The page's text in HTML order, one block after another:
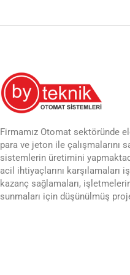
Firmamız Otomat sektöründe
para ve jeton ile çalışmalarını
sistemlerin üretimini
acil ihtiyaçlarını karşılamaları
kazanç sağlamaları,
sunmaları için düşünülmüş